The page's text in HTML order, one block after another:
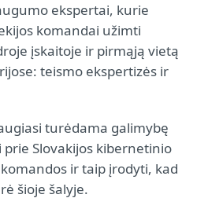
ekspertai, kurie
komandai užimti
įskaitoje ir pirmąją vietą
teismo ekspertizės ir
turėdama galimybę
Slovakijos kibernetinio
ir taip įrodyti, kad
šioje šalyje.